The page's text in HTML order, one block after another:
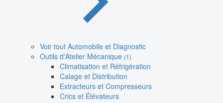
Voir tout Automobile et Diagnostic
Outils d'Atelier Mécanique (1)
Climatisation et Réfrigération
Calage et Distribution
Extracteurs et Compresseurs
Crics et Élévateurs